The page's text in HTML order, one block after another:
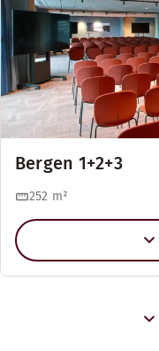
Bergen 1+2+3
252 m²